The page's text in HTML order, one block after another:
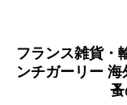
フランス雑貨・
ンチガーリー